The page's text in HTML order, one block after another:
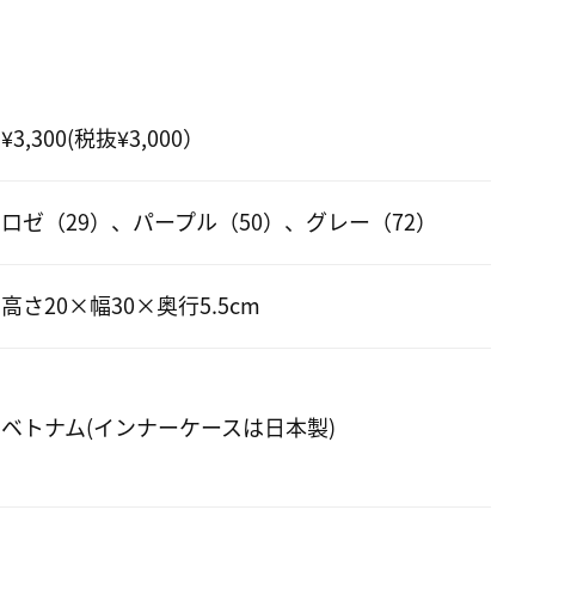
¥3,300(税抜¥3,000）
ロゼ（29）、パープル（50）、グレー（72）
高さ20×幅30×奥行5.5cm
ベトナム(インナーケースは日本製)